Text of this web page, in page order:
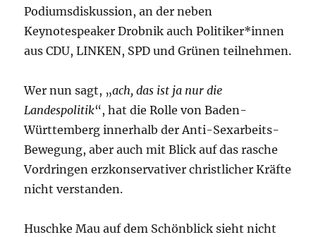
Podiumsdiskussion, an der neben
Keynotespeaker Drobnik auch Politiker*innen
aus CDU, LINKEN, SPD und Grünen teilnehmen.
Wer nun sagt, „ach, das ist ja nur die
Landespolitik“, hat die Rolle von Baden-
Württemberg innerhalb der Anti-Sexarbeits-
Bewegung, aber auch mit Blick auf das rasche
Vordringen erzkonservativer christlicher Kräfte
nicht verstanden.
Huschke Mau auf dem Schönblick sieht nicht